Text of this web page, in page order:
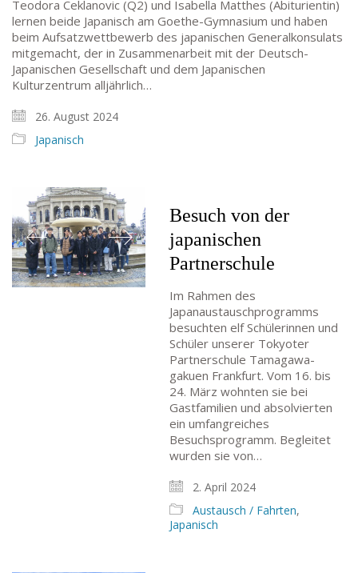
Teodora Ceklanovic (Q2) und Isabella Matthes (Abiturientin)
lernen beide Japanisch am Goethe-Gymnasium und haben
beim Aufsatzwettbewerb des japanischen Generalkonsulats
mitgemacht, der in Zusammenarbeit mit der Deutsch-
Japanischen Gesellschaft und dem Japanischen
Kulturzentrum alljährlich…
26. August 2024
Japanisch
Besuch von der
japanischen
Partnerschule
Im Rahmen des
Japanaustauschprogramms
besuchten elf Schülerinnen und
Schüler unserer Tokyoter
Partnerschule Tamagawa-
gakuen Frankfurt. Vom 16. bis
24. März wohnten sie bei
Gastfamilien und absolvierten
ein umfangreiches
Besuchsprogramm. Begleitet
wurden sie von…
2. April 2024
Austausch / Fahrten,
Japanisch